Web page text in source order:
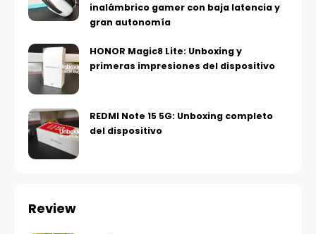
inalámbrico gamer con baja latencia y
gran autonomía
HONOR Magic8 Lite: Unboxing y
primeras impresiones del dispositivo
REDMI Note 15 5G: Unboxing completo
del dispositivo
Review